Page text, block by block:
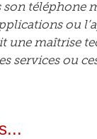
son
ou
une maîtrise
services ou